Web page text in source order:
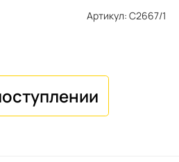
Артикул: C2667/1